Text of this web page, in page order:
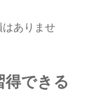
ありませ
得できる